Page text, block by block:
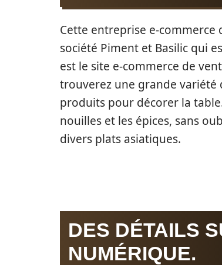
Cette entreprise e-commerce
société Piment et Basilic qui
est le site e-commerce de
trouverez une grande variété
produits pour décorer la
nouilles et les épices, sans
divers plats asiatiques.
DES DÉTAILS
NUMÉRIQUE.